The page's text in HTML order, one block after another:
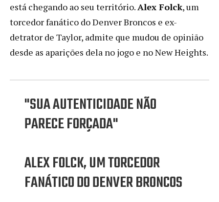
está chegando ao seu território.Alex Folck, um
torcedor fanático do Denver Broncos e ex-
detrator de Taylor, admite que mudou de opinião
desde as aparições dela no jogo e no New Heights.
"SUA AUTENTICIDADE NÃO
PARECE FORÇADA"
ALEX FOLCK, UM TORCEDOR
FANÁTICO DO DENVER BRONCOS